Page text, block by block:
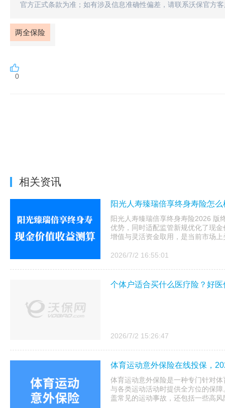
官方正式条款为准；如有涉及信息准确性偏差，请联系沃保官方
两全保险
0
相关资讯
阳光人寿臻瑞倍享终身寿险怎
阳光人寿臻瑞倍享终身寿险2026 版
优势，同时适配监管新规优化了现
增值与灵活资金取用，是当前市场
2026/7/2 16:55:01
个体户适合买什么医疗险？好
2026/7/2 15:26:47
体育运动意外保险在线投保，
体育运动意外保险是一种专门针对
与各类运动活动时提供全方位的保
盖常见的运动事故，还包括一些高